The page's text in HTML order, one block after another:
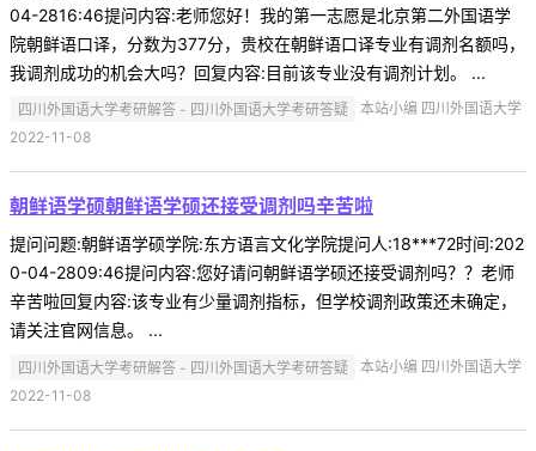
04-2816:46提问内容:老师您好！我的第一志愿是北京第二外国语学
院朝鲜语口译，分数为377分，贵校在朝鲜语口译专业有调剂名额吗，
我调剂成功的机会大吗？回复内容:目前该专业没有调剂计划。 ...
四川外国语大学考研解答 - 四川外国语大学考研答疑
本站小编 四川外国语大学
2022-11-08
朝鲜语学硕朝鲜语学硕还接受调剂吗辛苦啦
提问问题:朝鲜语学硕学院:东方语言文化学院提问人:18***72时间:202
0-04-2809:46提问内容:您好请问朝鲜语学硕还接受调剂吗？？老师
辛苦啦回复内容:该专业有少量调剂指标，但学校调剂政策还未确定，
请关注官网信息。 ...
四川外国语大学考研解答 - 四川外国语大学考研答疑
本站小编 四川外国语大学
2022-11-08